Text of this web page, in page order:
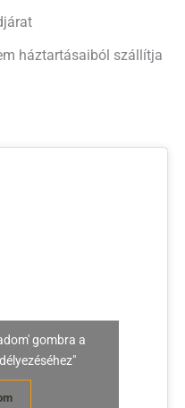
háztartásaiból szállítja
gombra a